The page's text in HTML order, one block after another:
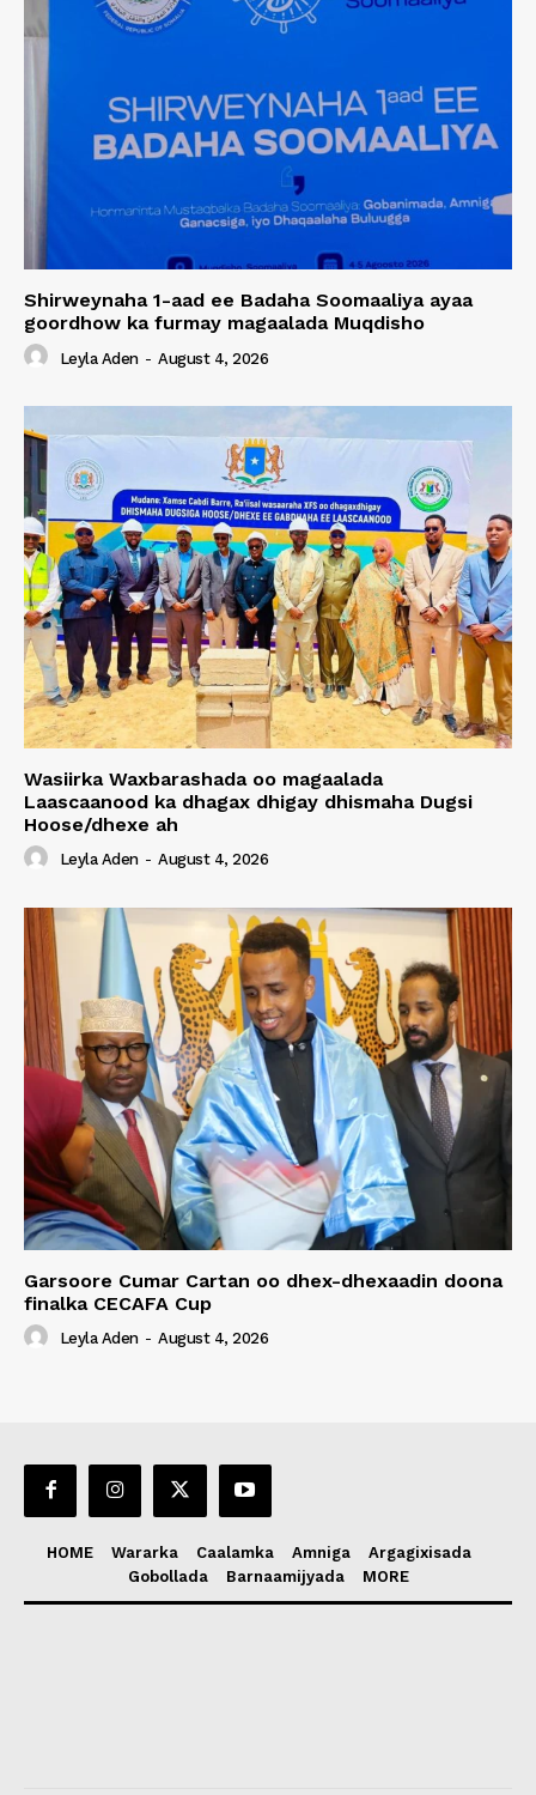
Shirweynaha 1-aad ee Badaha Soomaaliya ayaa
goordhow ka furmay magaalada Muqdisho
Leyla Aden - August 4, 2026
Wasiirka Waxbarashada oo magaalada
Laascaanood ka dhagax dhigay dhismaha Dugsi
Hoose/dhexe ah
Leyla Aden - August 4, 2026
Garsoore Cumar Cartan oo dhex-dhexaadin doona
finalka CECAFA Cup
Leyla Aden - August 4, 2026
HOME Wararka Caalamka Amniga
Argagixisada
Gobollada
Barnaamijyada MORE